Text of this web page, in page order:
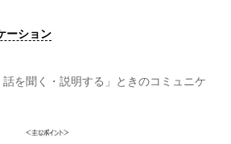
ーション
話を聞く・説明する」ときのコミュニケ